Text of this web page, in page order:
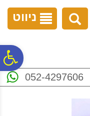
ניווט
052-4297606